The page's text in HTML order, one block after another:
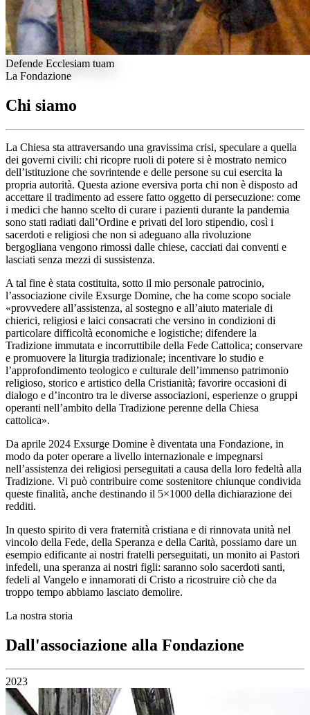
Defende Ecclesiam tuam
La Fondazione
Chi siamo
La Chiesa sta attraversando una gravissima crisi, speculare a quella
dei governi civili: chi ricopre ruoli di potere si è mostrato nemico
dell’istituzione che sovrintende e delle persone su cui esercita la
propria autorità. Questa azione eversiva porta chi non è disposto ad
accettare il tradimento ad essere fatto oggetto di persecuzione: come
i medici che hanno scelto di curare i pazienti durante la pandemia
sono stati radiati dall’Ordine e privati del loro stipendio, così i
sacerdoti e religiosi che non si adeguano alla rivoluzione
bergogliana vengono rimossi dalle chiese, cacciati dai conventi e
lasciati senza mezzi di sussistenza.
A tal fine è stata costituita, sotto il mio personale patrocinio,
l’associazione civile Exsurge Domine, che ha come scopo sociale
«provvedere all’assistenza, al sostegno e all’aiuto materiale di
chierici, religiosi e laici consacrati che versino in condizioni di
particolare difficoltà economiche e logistiche; difendere la
Tradizione immutata e incorruttibile della Fede Cattolica; conservare
e promuovere la liturgia tradizionale; incentivare lo studio e
l’approfondimento teologico e culturale dell’immenso patrimonio
religioso, storico e artistico della Cristianità; favorire occasioni di
dialogo e d’incontro tra le diverse associazioni, esperienze o gruppi
operanti nell’ambito della Tradizione perenne della Chiesa
cattolica».
Da aprile 2024 Exsurge Domine è diventata una Fondazione, in
modo da poter operare a livello internazionale e impegnarsi
nell’assistenza dei religiosi perseguitati a causa della loro fedeltà alla
Tradizione. Vi può contribuire come sostenitore chiunque condivida
queste finalità, anche destinando il 5×1000 della dichiarazione dei
redditi.
In questo spirito di vera fraternità cristiana e di rinnovata unità nel
vincolo della Fede, della Speranza e della Carità, possiamo dare un
esempio edificante ai nostri fratelli perseguitati, un monito ai Pastori
infedeli, una speranza ai nostri figli: saranno solo sacerdoti santi,
fedeli al Vangelo e innamorati di Cristo a ricostruire ciò che da
troppo tempo abbiamo lasciato demolire.
La nostra storia
Dall'associazione alla Fondazione
2023